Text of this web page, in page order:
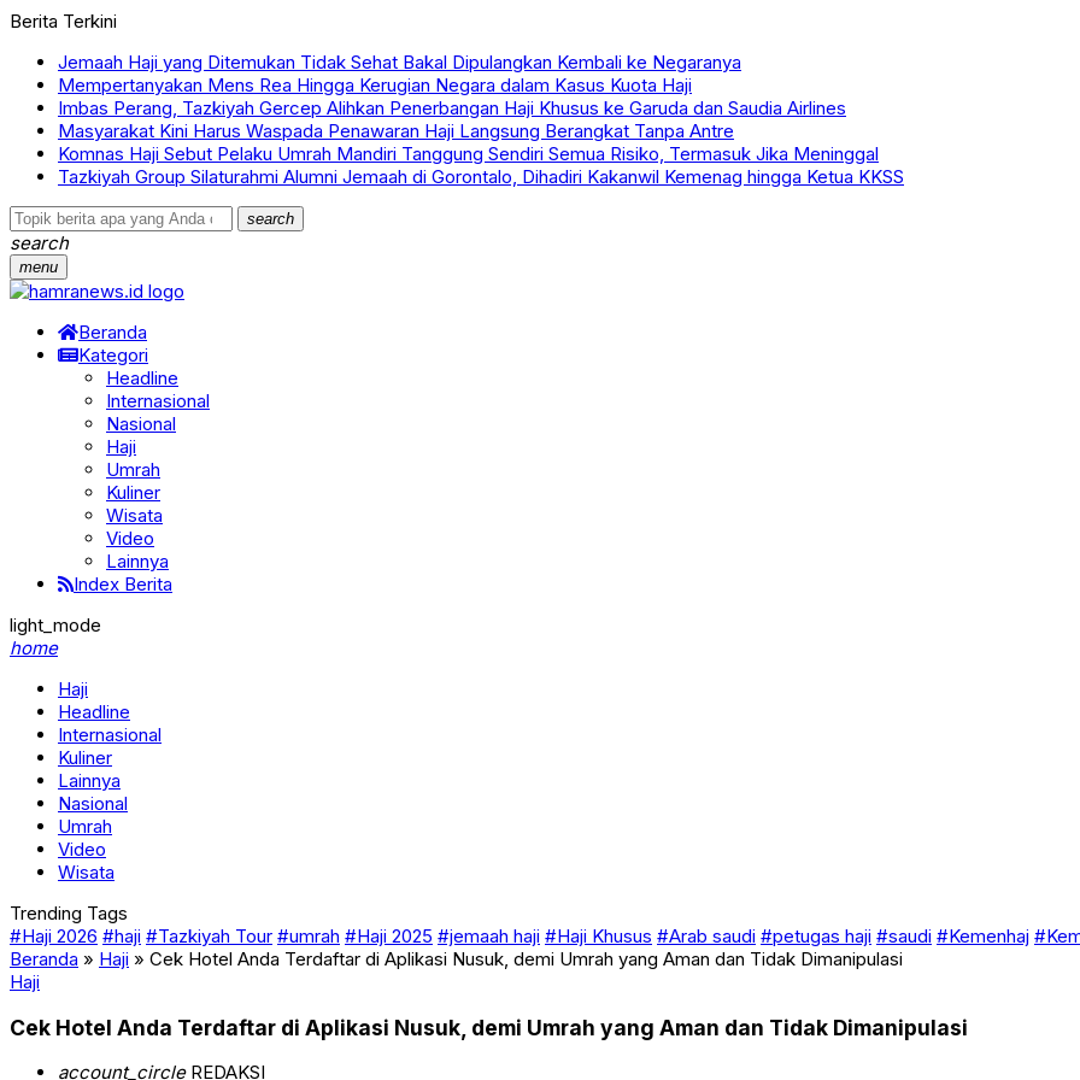
Berita Terkini
Jemaah Haji yang Ditemukan Tidak Sehat Bakal Dipulangkan Kembali ke Negaranya
Mempertanyakan Mens Rea Hingga Kerugian Negara dalam Kasus Kuota Haji
Imbas Perang, Tazkiyah Gercep Alihkan Penerbangan Haji Khusus ke Garuda dan Saudia Airlines
Masyarakat Kini Harus Waspada Penawaran Haji Langsung Berangkat Tanpa Antre
Komnas Haji Sebut Pelaku Umrah Mandiri Tanggung Sendiri Semua Risiko, Termasuk Jika Meninggal
Tazkiyah Group Silaturahmi Alumni Jemaah di Gorontalo, Dihadiri Kakanwil Kemenag hingga Ketua KKSS
search
search
menu
Beranda
Kategori
Headline
Internasional
Nasional
Haji
Umrah
Kuliner
Wisata
Video
Lainnya
Index Berita
light_mode
home
Haji
Headline
Internasional
Kuliner
Lainnya
Nasional
Umrah
Video
Wisata
Trending Tags
#Haji 2026 #haji #Tazkiyah Tour #umrah #Haji 2025 #jemaah haji #Haji Khusus #Arab saudi #petugas haji #saudi #Kemenhaj
Beranda » Haji » Cek Hotel Anda Terdaftar di Aplikasi Nusuk, demi Umrah yang Aman dan Tidak Dimanipulasi
Haji
Cek Hotel Anda Terdaftar di Aplikasi Nusuk, demi Umrah yang Aman dan Tidak Dimanipulasi
account_circleREDAKSI